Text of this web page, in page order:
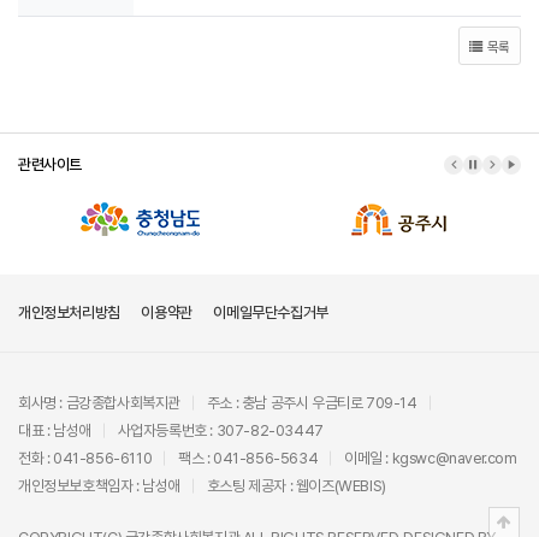
목록
관련사이트 이전 배너
배너 정지
다음 배
배
개인정보처리방침 이용약관 이메일무단수집거부
회사명 : 금강종합사회복지관
주소 : 충남 공주시 우금티로 709-14
대표 : 남성애
사업자등록번호 : 307-82-03447
전화 : 041-856-6110
팩스 : 041-856-5634
이메일 : kgswc@naver.com
개인정보보호책임자 : 남성애
호스팅 제공자 :웹이즈(WEBIS)